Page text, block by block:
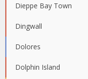
Dieppe Bay Town
Dingwall
Dolores
Dolphin Island